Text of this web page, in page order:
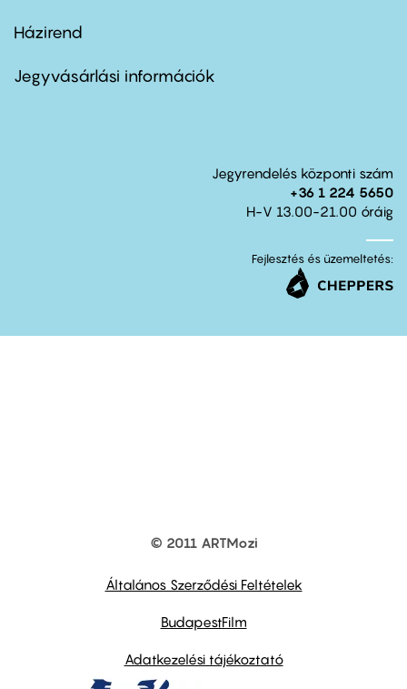
Footer
second
Házirend
Jegyvásárlási információk
Jegyrendelés központi szám
+36 1 224 5650
H-V 13.00-21.00 óráig
Fejlesztés és üzemeltetés:
© 2011 ARTMozi
Általános Szerződési Feltételek
BudapestFilm
Adatkezelési tájékoztató